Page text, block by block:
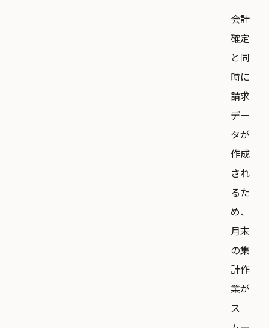
会計
確定
と同
時に
請求
デー
タが
作成
され
るた
め、
月末
の集
計作
業が
ス